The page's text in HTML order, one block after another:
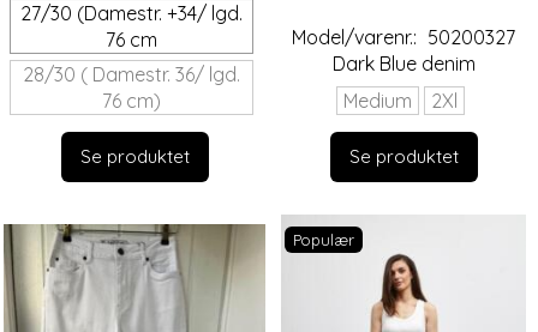
27/30 (Damestr. +34/ lgd.
76 cm
28/30 ( Damestr. 36/ lgd.
76 cm)
Se produktet
Model/varenr.: 50200327
Dark Blue denim
Medium
2Xl
Se produktet
Populær